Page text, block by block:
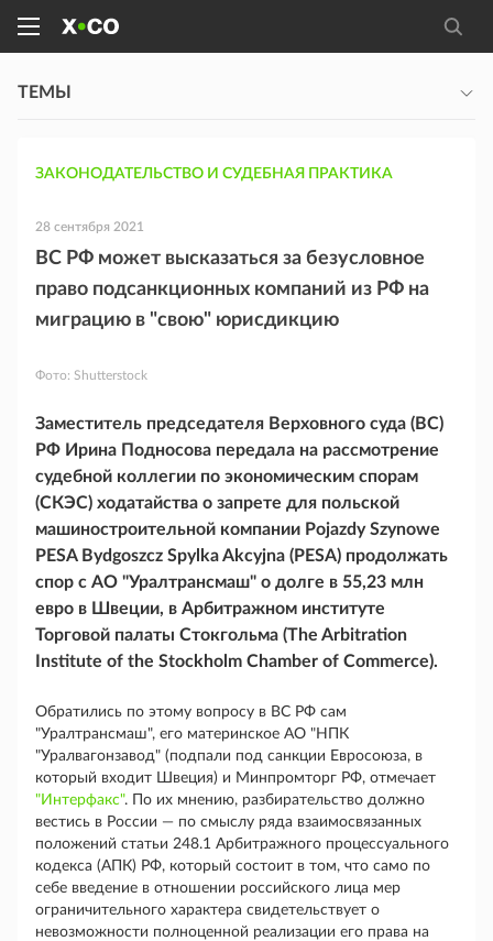
ТЕМЫ
ЗАКОНОДАТЕЛЬСТВО И СУДЕБНАЯ ПРАКТИКА
28 сентября 2021
ВС РФ может высказаться за безусловное
право подсанкционных компаний из РФ на
миграцию в "свою" юрисдикцию
Фото: Shutterstock
Заместитель председателя Верховного суда (ВС)
РФ Ирина Подносова передала на рассмотрение
судебной коллегии по экономическим спорам
(СКЭС) ходатайства о запрете для польской
машиностроительной компании Pojazdy Szynowe
PESA Bydgoszcz Spylka Akcyjna (PESA) продолжать
спор с АО "Уралтрансмаш" о долге в 55,23 млн
евро в Швеции, в Арбитражном институте
Торговой палаты Стокгольма (The Arbitration
Institute of the Stockholm Chamber of Commerce).
Обратились по этому вопросу в ВС РФ сам
"Уралтрансмаш", его материнское АО "НПК
"Уралвагонзавод" (подпали под санкции Евросоюза, в
который входит Швеция) и Минпромторг РФ, отмечает
"Интерфакс". По их мнению, разбирательство должно
вестись в России — по смыслу ряда взаимосвязанных
положений статьи 248.1 Арбитражного процессуального
кодекса (АПК) РФ, который состоит в том, что само по
себе введение в отношении российского лица мер
ограничительного характера свидетельствует о
невозможности полноценной реализации его права на